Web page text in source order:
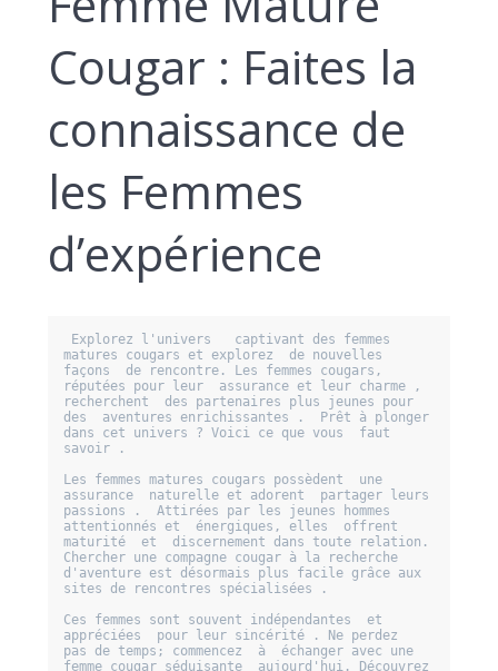
Cougar : Faites la
connaissance de
les Femmes
d’expérience
matures cougars et explorez  de nouvelles
façons  de rencontre. Les femmes cougars,
réputées pour leur  assurance et leur charme ,
recherchent  des partenaires plus jeunes pour
des  aventures enrichissantes .  Prêt à plonger
dans cet univers ? Voici ce que vous  faut
savoir .
Les femmes matures cougars possèdent  une
assurance  naturelle et adorent  partager leurs
passions .  Attirées par les jeunes hommes
attentionnés et  énergiques, elles  offrent
maturité  et  discernement dans toute relation.
Chercher une compagne cougar à la recherche
d'aventure est désormais plus facile grâce aux
sites de rencontres spécialisées .
Ces femmes sont souvent indépendantes  et
appréciées  pour leur sincérité . Ne perdez
pas de temps; commencez  à  échanger avec une
femme cougar séduisante  aujourd'hui. Découvrez